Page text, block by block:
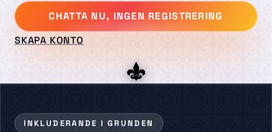
CHATTA NU, INGEN REGISTRERING
SKAPA KONTO
INKLUDERANDE I GRUNDEN